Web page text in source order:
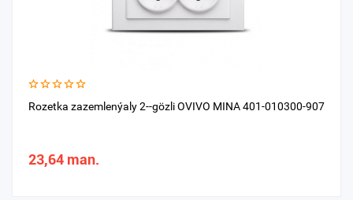
Rozetka zazemlenýaly 2--gözli OVIVO MINA 401-010300-907
23,64 man.